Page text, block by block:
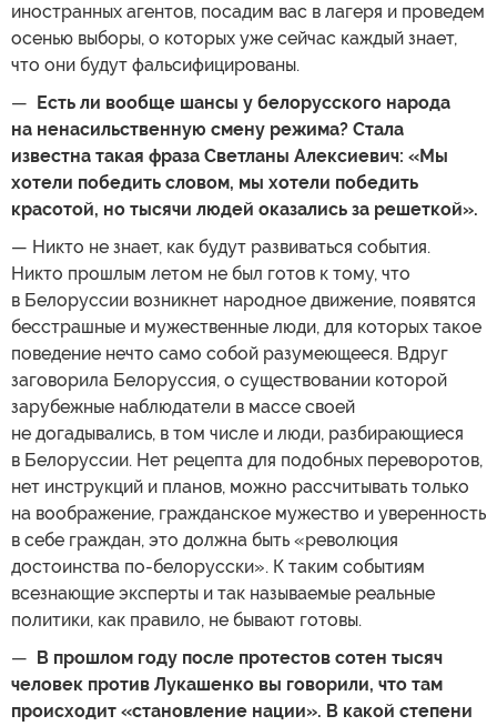
иностранных агентов, посадим вас в лагеря и проведем
осенью выборы, о которых уже сейчас каждый знает,
что они будут фальсифицированы.
— Есть ли вообще шансы у белорусского народа
на ненасильственную смену режима? Стала
известна такая фраза Светланы Алексиевич: «Мы
хотели победить словом, мы хотели победить
красотой, но тысячи людей оказались за решеткой».
— Никто не знает, как будут развиваться события.
Никто прошлым летом не был готов к тому, что
в Белоруссии возникнет народное движение, появятся
бесстрашные и мужественные люди, для которых такое
поведение нечто само собой разумеющееся. Вдруг
заговорила Белоруссия, о существовании которой
зарубежные наблюдатели в массе своей
не догадывались, в том числе и люди, разбирающиеся
в Белоруссии. Нет рецепта для подобных переворотов,
нет инструкций и планов, можно рассчитывать только
на воображение, гражданское мужество и уверенность
в себе граждан, это должна быть «революция
достоинства по-белорусски». К таким событиям
всезнающие эксперты и так называемые реальные
политики, как правило, не бывают готовы.
— В прошлом году после протестов сотен тысяч
человек против Лукашенко вы говорили, что там
происходит «становление нации». В какой степени